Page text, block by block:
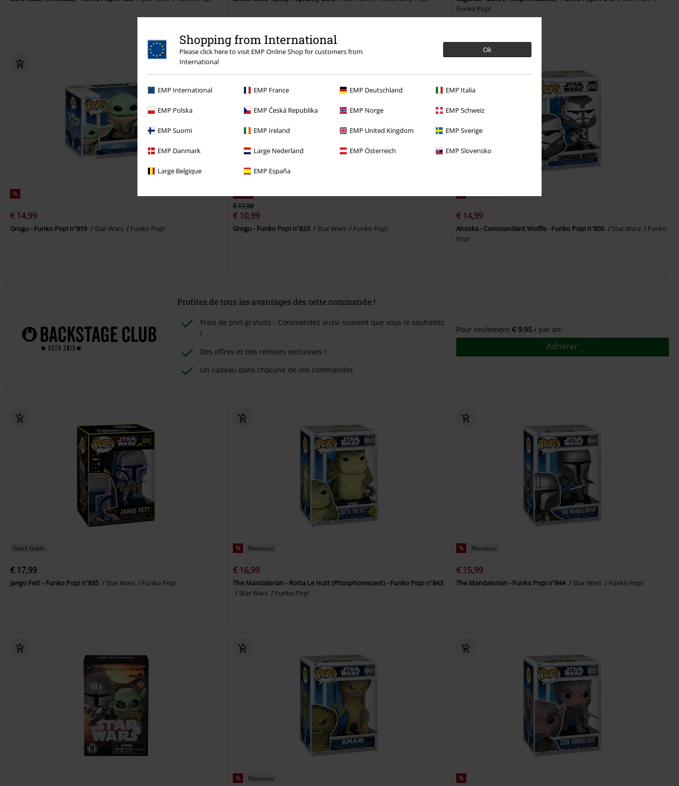
Shopping from International
Please click here to visit EMP Online Shop for customers from
International
Ok
EMP International EMP France EMP Deutschland EMP Italia
EMP Polska EMP Česká Republika EMP Norge EMP Schweiz
EMP Suomi EMP Ireland EMP United Kingdom EMP Sverige
EMP Danmark Large Nederland EMP Österreich EMP Slovensko
Large Belgique EMP España
Funko Pop!
%
€ 14,99
Grogu - Funko Pop! n°819 Star Wars Funko Pop!
€ 17,99
€ 10,99
Grogu - Funko Pop! n°823 Star Wars Funko Pop!
€ 14,99
Ahsoka - Commandant Wolffe - Funko Pop! n°850 Star Wars
Funko
Pop!
Profitez de tous les avantages dès cette commande !
Frais de port gratuits - Commandez aussi souvent que vous le souhaitez
!
Des offres et des remises exclusives !
Un cadeau dans chacune de vos commandes
Pour seulement € 9,95 par an!
Adhérer
Stock faible
€ 17,99
Jango Fett - Funko Pop! n°835 Star Wars Funko Pop!
% Nouveau
€ 16,99
The Mandalorian - Rotta Le Hutt (Phosphorescent) - Funko Pop! n°843
Star Wars
Funko Pop!
% Nouveau
€ 15,99
The Mandalorian - Funko Pop! n°844 Star Wars Funko Pop!
% Nouveau %